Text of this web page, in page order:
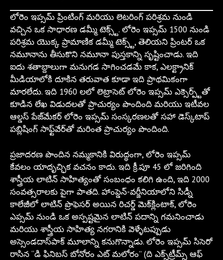
లోరెం ఇప్సమ్ ప్రింటింగ్ మరియు లెటరింగ్ పరిశ్రమ నుండి
వచ్చిన ఒక సాధారణ డమ్మీ టెక్స్ట్. లోరెం ఇప్సమ్ 1500 నుండి
పరిశ్రమ యొక్క ప్రామాణిక డమ్మీ టెక్స్ట్, తెలియని ప్రింటర్ ఒక
నమూనాను తీసుకొని నమూనా పుస్తకాన్ని సృష్టించాడు. ఇది
ఐదు శతాబ్దాలుగా మనుగడ సాగించడమే కాక, ఎలక్ట్రానిక్
మీడియాలోకి దూకిన తరువాత కూడా ఇది ప్రాథమికంగా
మారలేదు. ఇది 1960 లలో లెట్రాసెట్ లోరెం ఇప్సమ్ ఎక్సెర్ప్ట్‌తో
కూడిన లేఖ విడుదలతో ప్రాచుర్యం పొందింది మరియు ఇటీవల
ఆల్డస్ పేజ్‌మేకర్ లోరెం ఇప్సమ్ సంస్కరణలతో సహా డెస్క్‌టాప్
పబ్లిషింగ్ సాఫ్ట్‌వేర్‌తో మరింత ప్రాచుర్యం పొందింది.
ప్రజాదరణ పొందిన నమ్మకానికి విరుద్ధంగా, లోరెం ఇప్సమ్
కేవలం యాదృచ్ఛిక వచనం కాదు. ఇది క్రీ.పూ 45 లో జరిగింది
శాస్త్రీయ లాటిన్ సాహిత్యంతో సంబంధం కలిగి ఉంది, ఇది 2000
సంవత్సరాలకు పైగా పాతది. హాంప్డెన్-వర్జీనియాలోని సిడ్నీ
కాలేజీలో లాటిన్ ప్రొఫెసర్ అయిన రిచర్డ్ మెక్‌క్లింటాక్, లోరెం
ఎప్సమ్ నుండి ఒక అస్పష్టమైన లాటిన్ పదాన్ని గమనించాడు
మరియు శాస్త్రీయ సాహిత్య నగరానికి వెళ్ళేటప్పుడు
అస్సెండదాస్‌పాక్ మూలాన్ని కనుగొన్నాడు. లోరెం ఇప్సమ్ సిసెరో
రాసిన “డి ఫినిబస్ బోనోరం ఎట్ మలోరం” (ది ఎక్స్‌ట్రీమ్స్ ఆఫ్